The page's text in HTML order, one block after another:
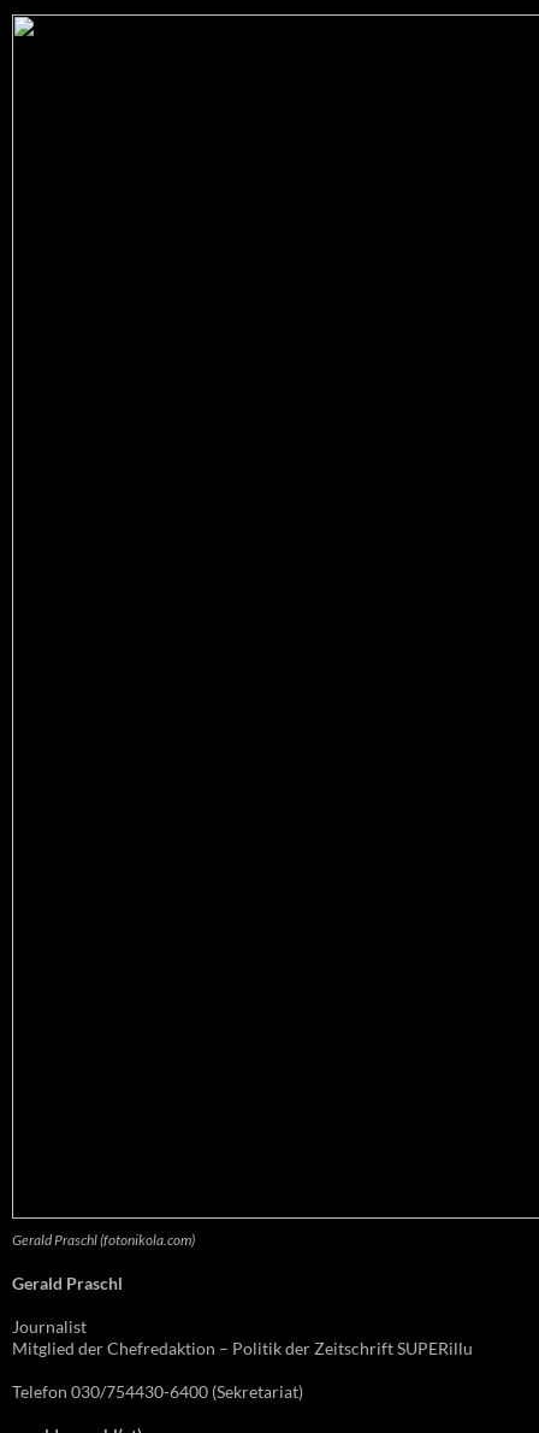
Gerald Praschl (fotonikola.com)
Gerald Praschl
Journalist
Mitglied der Chefredaktion – Politik der Zeitschrift SUPERillu
Telefon 030/754430-6400 (Sekretariat)